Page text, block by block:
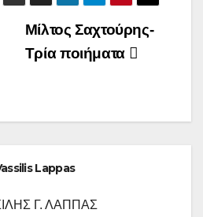
Μίλτος Σαχτούρης-
Τρία ποιήματα
Lappas
Γ. ΛΑΠΠΑΣ